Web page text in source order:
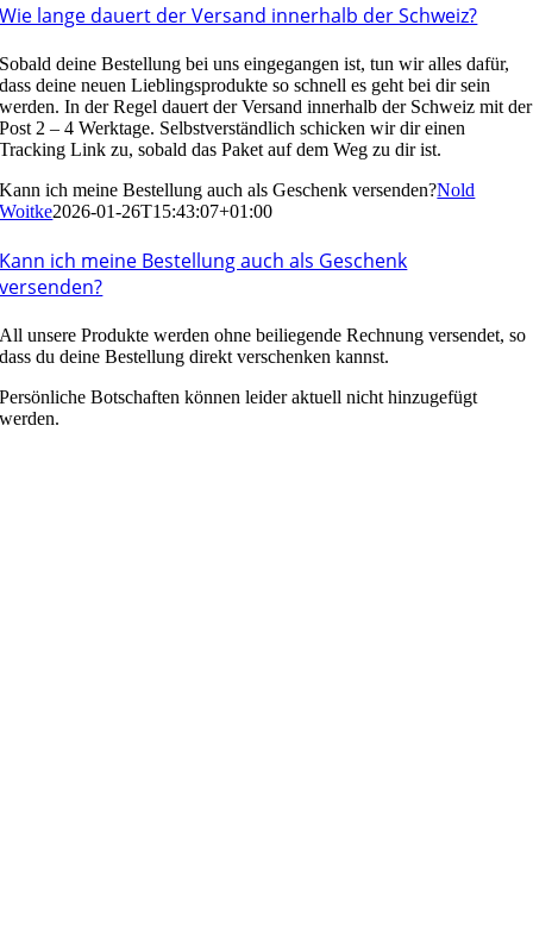
Wie lange dauert der Versand innerhalb der Schweiz?
Sobald deine Bestellung bei uns eingegangen ist, tun wir alles dafür,
dass deine neuen Lieblingsprodukte so schnell es geht bei dir sein
werden. In der Regel dauert der Versand innerhalb der Schweiz mit der
Post 2 – 4 Werktage. Selbstverständlich schicken wir dir einen
Tracking Link zu, sobald das Paket auf dem Weg zu dir ist.
Kann ich meine Bestellung auch als Geschenk versenden?Nold
Woitke2026-01-26T15:43:07+01:00
Kann ich meine Bestellung auch als Geschenk
versenden?
All unsere Produkte werden ohne beiliegende Rechnung versendet, so
dass du deine Bestellung direkt verschenken kannst.
Persönliche Botschaften können leider aktuell nicht hinzugefügt
werden.